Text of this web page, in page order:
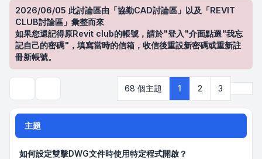
2026/06/05 此討論區由「協勤CAD討論區」以及「REVIT
CLUB討論區」彙整而來
如果您還記得原Revit club的帳號，請於"登入"介面點選"我忘
記自己的密碼"，填寫當時的信箱，收信後重設新密碼或重新註
冊新帳號。
68 個主題 1 2 3
主題
如何設定雙擊DWG文件時使用特定程式開啟？